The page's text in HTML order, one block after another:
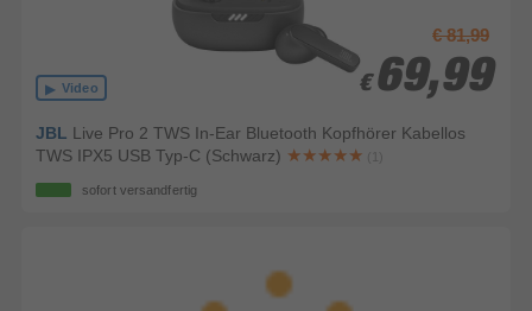
Video
€ 81,99
€ 69,99
€ 69,99
JBL Live Pro 2 TWS In-Ear Bluetooth Kopfhörer Kabellos
TWS IPX5 USB Typ-C (Schwarz)
(1)
sofort versandfertig